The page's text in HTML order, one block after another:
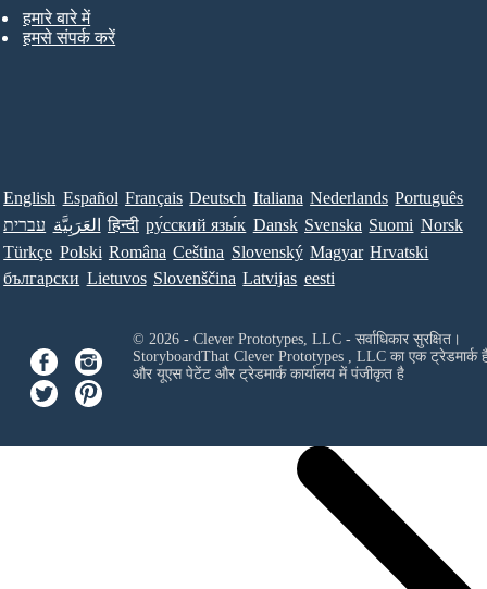
हमारे बारे में
हमसे संपर्क करें
English Español Français Deutsch Italiana Nederlands Português
עברית العَرَبِيَّة हिन्दी ру́сский язы́к Dansk Svenska Suomi Norsk
Türkçe Polski Româna Ceština Slovenský Magyar Hrvatski
български Lietuvos Slovenščina Latvijas eesti
© 2026 - Clever Prototypes, LLC - सर्वाधिकार सुरक्षित।
StoryboardThat Clever Prototypes , LLCका एक ट्रेडमार्क
और यूएस पेटेंट और ट्रेडमार्क कार्यालय में पंजीकृत है